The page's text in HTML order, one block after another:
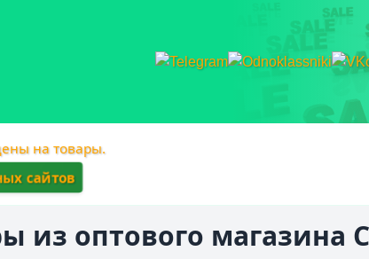
на товары.
сайтов
оптового магазина